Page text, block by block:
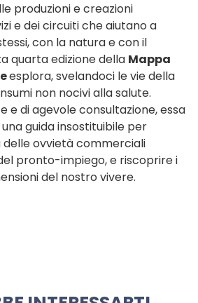
produzioni e creazioni
e dei circuiti che aiutano a
con la natura e con il
quarta edizione della Mappa
esplora, svelandoci le vie della
non nocivi alla salute.
e di agevole consultazione, essa
guida insostituibile per
ovvietà commerciali
pronto-impiego, e riscoprire i
del nostro vivere.